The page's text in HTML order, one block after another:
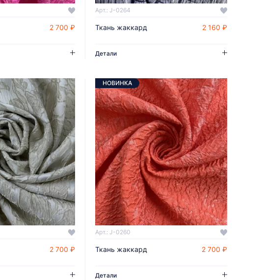
2 700 ₽
Арт.: J-0264
Ткань жаккард 2 160 ₽
Детали
2 700 ₽
НОВИНКА
Арт.: J-0260
Ткань жаккард 2 700 ₽
Детали